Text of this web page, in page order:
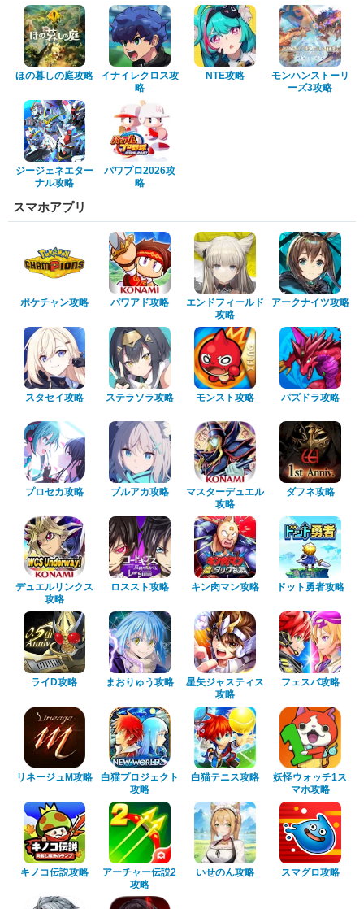
ほの暮しの庭攻略
イナイレクロス攻
略
NTE攻略
モンハンストーリ
ーズ3攻略
ジージェネエター
ナル攻略
パワプロ2026攻
略
スマホアプリ
ポケチャン攻略 パワアド攻略
エンドフィールド
攻略
アークナイツ攻略
スタセイ攻略 ステラソラ攻略 モンスト攻略 パズドラ攻略
プロセカ攻略 ブルアカ攻略
マスターデュエル
攻略
ダフネ攻略
デュエルリンクス
攻略
ロススト攻略 キン肉マン攻略 ドット勇者攻略
ライD攻略 まおりゅう攻略
星矢ジャスティス
攻略
フェスバ攻略
リネージュM攻略
白猫プロジェクト
攻略
白猫テニス攻略
妖怪ウォッチ1ス
マホ攻略
キノコ伝説攻略
アーチャー伝説2
攻略
いせのん攻略 スマグロ攻略